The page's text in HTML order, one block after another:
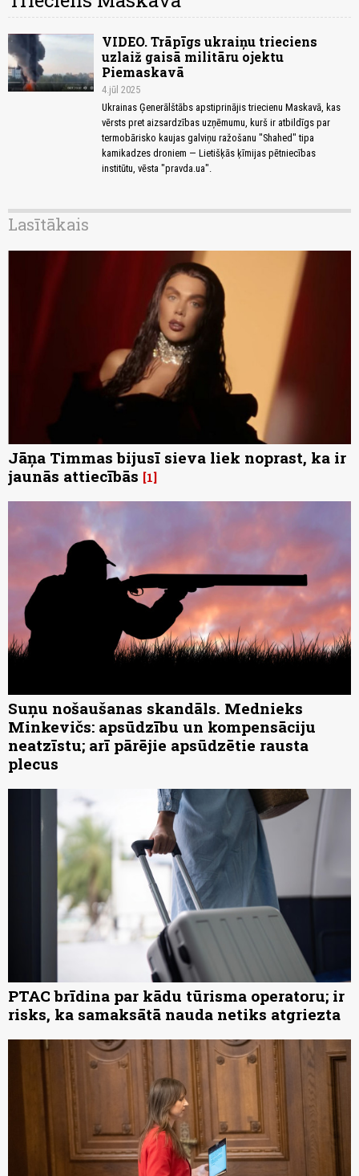
VIDEO. Trāpīgs ukraiņu trieciens
uzlaiž gaisā militāru ojektu
Piemaskavā
4.jūl 2025
Ukrainas Ģenerālštābs apstiprinājis triecienu Maskavā, kas
vērsts pret aizsardzības uzņēmumu, kurš ir atbildīgs par
termobārisko kaujas galviņu ražošanu "Shahed" tipa
kamikadzes droniem — Lietišķās ķīmijas pētniecības
institūtu, vēsta "pravda.ua".
Lasītākais
Jāņa Timmas bijusī sieva liek noprast, ka ir
jaunās attiecībās 1
Suņu nošaušanas skandāls. Mednieks
Minkevičs: apsūdzību un kompensāciju
neatzīstu; arī pārējie apsūdzētie rausta
plecus
PTAC brīdina par kādu tūrisma operatoru; ir
risks, ka samaksātā nauda netiks atgriezta